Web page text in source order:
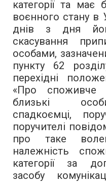
категорії та має
воєнного стану в
днів з дня
скасування
особами,
пункту 62
перехідні
«Про споживче
близькі
спадкоємці,
поручителі
про таке
належність
категорії за
засобу